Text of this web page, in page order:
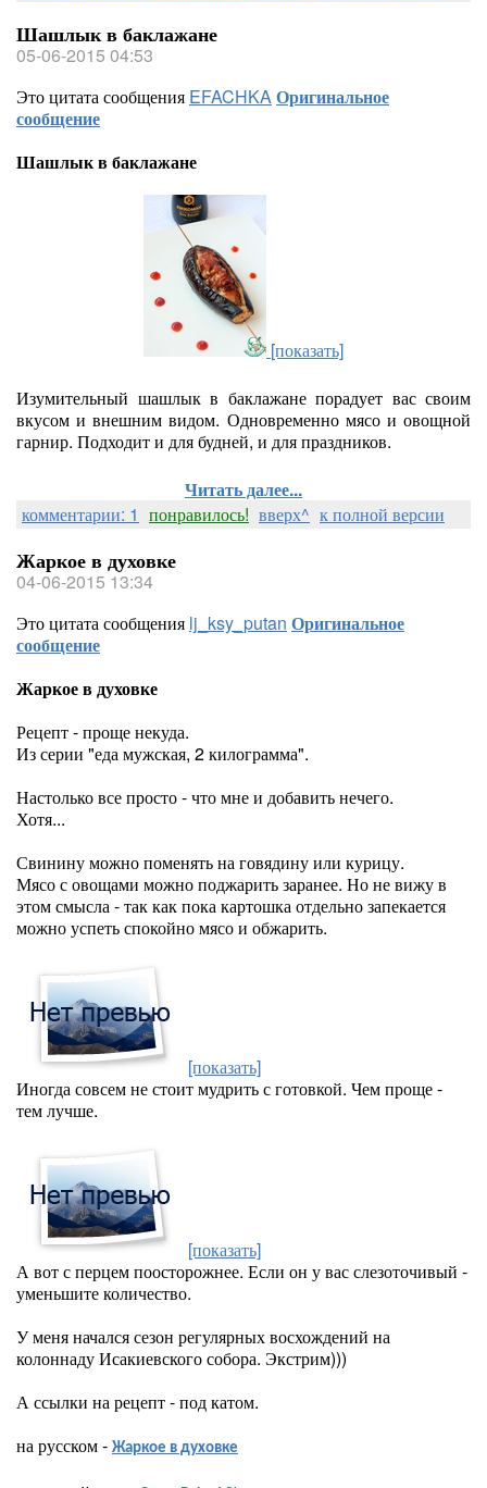
Шашлык в баклажане
05-06-2015 04:53
Это цитата сообщения EFACHKAОригинальное
сообщение
Шашлык в баклажане
[показать]
Изумительный шашлык в баклажане порадует вас своим
вкусом и внешним видом. Одновременно мясо и овощной
гарнир. Подходит и для будней, и для праздников.
Читать далее...
комментарии: 1 понравилось! вверх^ к полной версии
Жаркое в духовке
04-06-2015 13:34
Это цитата сообщения lj_ksy_putan Оригинальное
сообщение
Жаркое в духовке
Рецепт - проще некуда.
Из серии "еда мужская, 2 килограмма".
Настолько все просто - что мне и добавить нечего.
Хотя...
Свинину можно поменять на говядину или курицу.
Мясо с овощами можно поджарить заранее. Но не вижу в
этом смысла - так как пока картошка отдельно запекается
можно успеть спокойно мясо и обжарить.
[показать]
Иногда совсем не стоит мудрить с готовкой. Чем проще -
тем лучше.
[показать]
А вот с перцем поосторожнее. Если он у вас слезоточивый -
уменьшите количество.
У меня начался сезон регулярных восхождений на
колоннаду Исакиевского собора. Экстрим)))
А ссылки на рецепт - под катом.
на русском - Жаркое в духовке